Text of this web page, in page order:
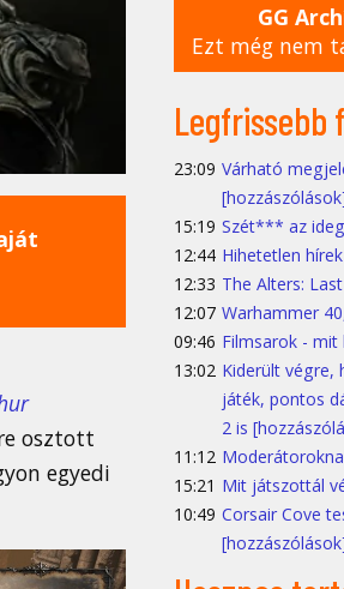
osztott
egyedi
GG
Ezt még nem
Legfrissebb
23:09 Várható
15:19 Szét*** az ideg
12:44 Hihetetlen
12:33 The Alters:
12:07 Warhammer
09:46 Filmsarok -
13:02 Kiderült végre,
játék, pontos
2 is
11:12
15:21 Mit játszottál
10:49 Corsair Cove